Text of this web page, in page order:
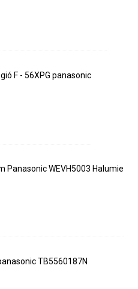
F - 56XPG panasonic
Panasonic WEVH5003 Halumie
TB5560187N